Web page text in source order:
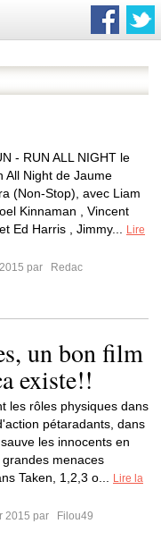
- RUN ALL NIGHT le
All Night de Jaume
(Non-Stop), avec Liam
Kinnaman , Vincent
Ed Harris , Jimmy...
Lire
par
Redac
un bon film
existe!!
les rôles physiques dans
pétaradants, dans
les innocents en
menaces
Taken, 1,2,3 o...
Lire la
2015 par
Filou49